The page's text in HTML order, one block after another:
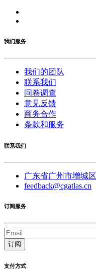
我们服务
我们的团队
联系我们
问卷调查
意见反馈
商务合作
条款和服务
联系我们
广东省广州市增城区
feedback@cgatlas.cn
订阅服务
订阅
支付方式